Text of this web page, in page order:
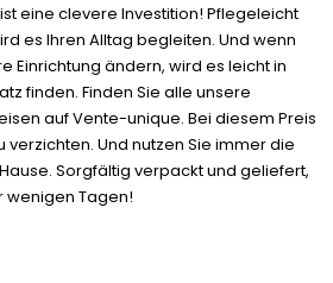
eine clevere Investition! Pflegeleicht
es Ihren Alltag begleiten. Und wenn
Einrichtung ändern, wird es leicht in
finden. Finden Sie alle unsere
auf Vente-unique. Bei diesem Preis
Und nutzen Sie immer die
Sorgfältig verpackt und geliefert,
wenigen Tagen!